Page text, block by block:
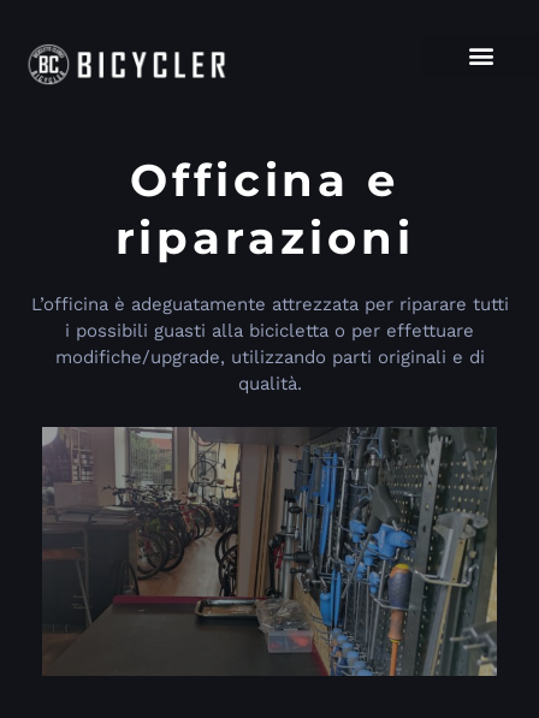
Officina e
riparazioni
L’officina è adeguatamente attrezzata per riparare tutti
i possibili guasti alla bicicletta o per effettuare
modifiche/upgrade, utilizzando parti originali e di
qualità.